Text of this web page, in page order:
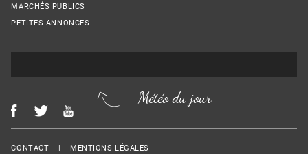
MARCHÉS PUBLICS
PETITES ANNONCES
Météo du jour
Menu Footer
CONTACT MENTIONS LÉGALES